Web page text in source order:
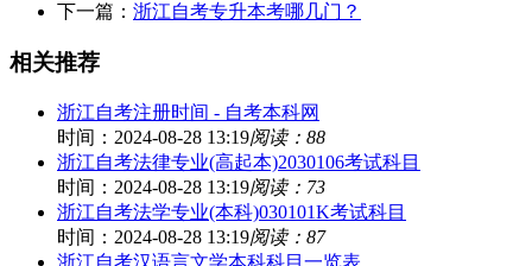
下一篇： 浙江自考专升本考哪几门？
相关推荐
浙江自考注册时间 - 自考本科网
时间：2024-08-28 13:19阅读：88
浙江自考法律专业(高起本)2030106考试科目
时间：2024-08-28 13:19阅读：73
浙江自考法学专业(本科)030101K考试科目
时间：2024-08-28 13:19阅读：87
浙江自考汉语言文学本科科目一览表